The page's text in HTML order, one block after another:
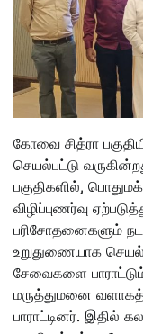
கோவை சித்ரா
செயல்பட்டு
பகுதிகளில்,
விழிப்புணர்வு
பரிசோதனைகளும்
உறுதுணையாக
சேவைகளை
மருத்துமனை
பாராட்டினர். இதில்